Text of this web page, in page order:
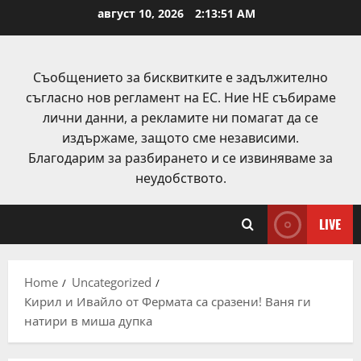
август 10, 2026 2:13:51 AM
Съобщението за бисквитките е задължително
съгласно нов регламент на ЕС. Ние НЕ събираме
лични данни, а рекламите ни помагат да се
издържаме, защото сме независими.
Благодарим за разбирането и се извиняваме за
неудобството.
LIVE
Home
Uncategorized
Кирил и Ивайло от Фермата са сразени! Ваня ги
натири в миша дупка